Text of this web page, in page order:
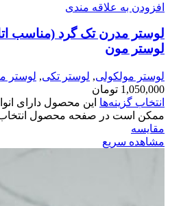
افزودن به علاقه مندی
لوستر مدرن تک گرد (مناسب
لوستر مون
لوستر مولکولی, لوستر تکی, لوستر
1,050,000 تومان
انتخاب گزینه‌ها این محصول دارای
ممکن است در صفحه محصول
مقایسه
مشاهده سریع